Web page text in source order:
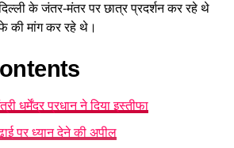
के जंतर-मंतर पर छात्र प्रदर्शन कर रहे थे
की मांग कर रहे थे।
धर्मेंद्र प्रधान ने दिया इस्तीफा
पर ध्यान देने की अपील